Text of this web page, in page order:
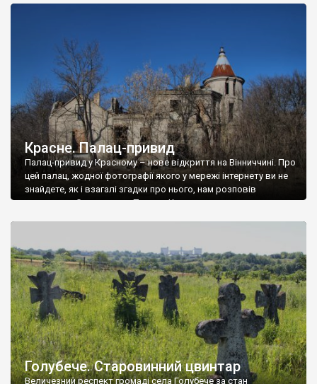
Красне. Палац-привид
Палац-привид у Красному – нове відкриття на Вінниччині. Про
цей палац, жодної фотографії якого у мережі інтернету ви не
знайдете, як і взагалі згадки про нього, нам розповів
мешканець Самгородка. Палац у Красному вразив не лише
Голубече. Старовинний цвинтар
Величезний респект громаді села Голубече за стан